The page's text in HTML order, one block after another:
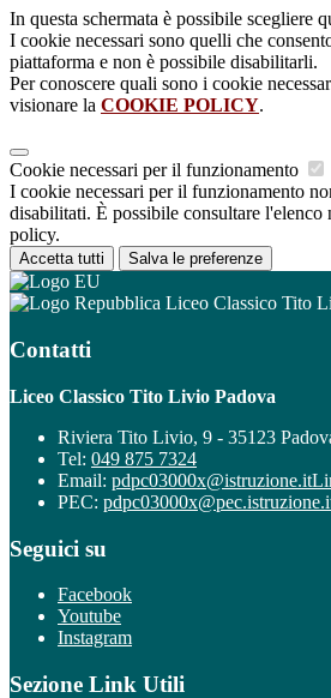
In questa schermata è possibile scegliere
I cookie necessari sono quelli che
piattaforma e non è possibile disabilitarli.
Per conoscere quali sono i cookie
visionare la COOKIE POLICY.
Cookie necessari per il funzionamento
I cookie necessari per il funzionamento
disabilitati. È possibile consultare l'elenco
policy.
Accetta tutti Salva le preferenze
Liceo Classico Tito
Contatti
Liceo Classico Tito Livio Padova
Riviera Tito Livio, 9 - 35123
Tel: 049 875 7324
Email: pdpc03000x@istruzione.it
PEC:
Seguici su
Facebook
Youtube
Instagram
Sezione Link Utili